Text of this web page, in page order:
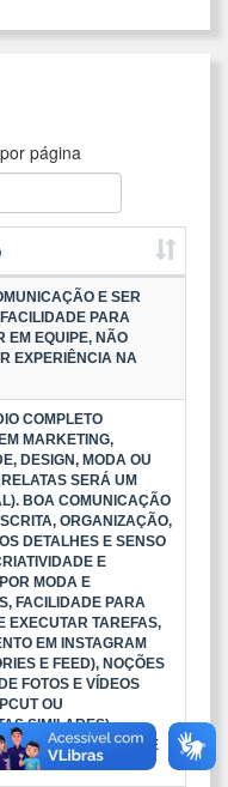
página
E SER
PARA
EM EQUIPE, NÃO
EXPERIÊNCIA NA
COMPLETO
MARKETING,
DESIGN, MODA OU
SERÁ UM
BOA COMUNICAÇÃO
ORGANIZAÇÃO,
DETALHES E SENSO
E
MODA E
FACILIDADE PARA
EXECUTAR TAREFAS,
EM INSTAGRAM
E FEED), NOÇÕES
FOTOS E VÍDEOS
OU
SIMILARES).
COM CRIAÇÃO DE
REDES SOCIA